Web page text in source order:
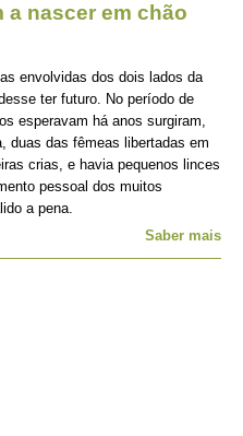
nascer em chão
envolvidas dos dois lados da
ter futuro. No período de
esperavam há anos surgiram,
duas das fêmeas libertadas em
crias, e havia pequenos linces
pessoal dos muitos
a pena.
Saber mais